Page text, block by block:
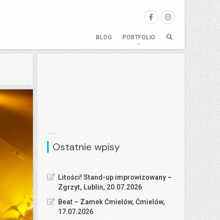
BLOG PORTFOLIO
Ostatnie wpisy
Litości! Stand-up improwizowany –
Zgrzyt, Lublin, 20.07.2026
Beat – Zamek Ćmielów, Ćmielów,
17.07.2026